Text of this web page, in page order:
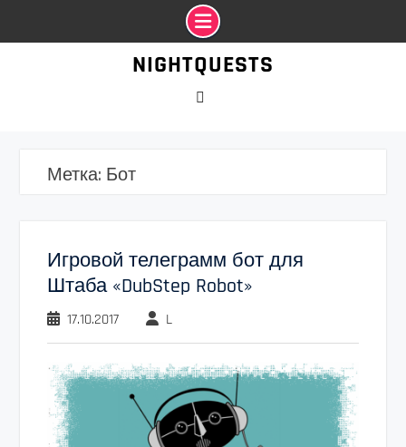
NIGHTQUESTS
Метка: Бот
Игровой телеграмм бот для
Штаба «DubStep Robot»
17.10.2017 L